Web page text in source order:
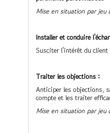
Mise en situation par jeu
Installer et conduire
Susciter l'intérêt du client
Traiter les objections :
Anticiper les objections,
compte et les traiter
Mise en situation par jeu